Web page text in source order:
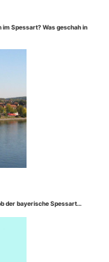
im Spessart? Was geschah in
der bayerische Spessart…